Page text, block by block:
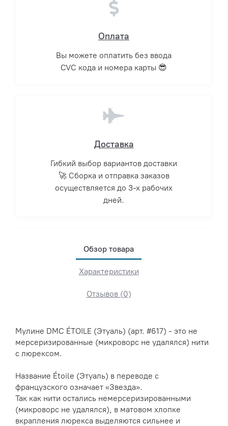
Оплата
Вы можете оплатить без ввода
CVC кода и номера карты 😎
Доставка
Гибкий выбор вариантов доставки
🚀 Сборка и отправка заказов
осуществляется до 3-х рабочих
дней.
Обзор товара
Характеристики
Отзывов (0)
Мулине DMC ÉTOILE (Этуаль) (арт. #617) - это не
мерсеризированные (микроворс не удалялся) нити
с люрексом.
Название Étoile (Этуаль) в переводе с
французского означает «Звезда».
Так как нити остались немерсеризированными
(микроворс не удалялся), в матовом хлопке
вкрапления люрекса выделяются сильнее и